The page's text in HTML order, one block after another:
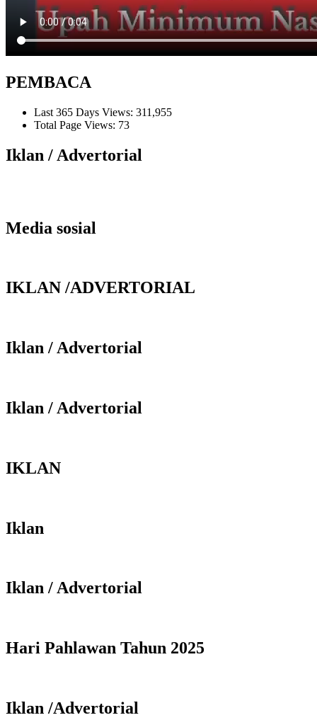
PEMBACA
Last 365 Days Views: 311,955
Total Page Views: 73
Iklan / Advertorial
Media sosial
IKLAN /ADVERTORIAL
Iklan / Advertorial
Iklan / Advertorial
IKLAN
Iklan
Iklan / Advertorial
Hari Pahlawan Tahun 2025
Iklan /Advertorial